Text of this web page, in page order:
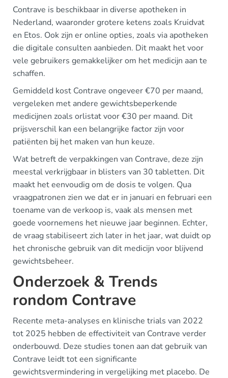
Contrave is beschikbaar in diverse apotheken in
Nederland, waaronder grotere ketens zoals Kruidvat
en Etos. Ook zijn er online opties, zoals via apotheken
die digitale consulten aanbieden. Dit maakt het voor
vele gebruikers gemakkelijker om het medicijn aan te
schaffen.
Gemiddeld kost Contrave ongeveer €70 per maand,
vergeleken met andere gewichtsbeperkende
medicijnen zoals orlistat voor €30 per maand. Dit
prijsverschil kan een belangrijke factor zijn voor
patiënten bij het maken van hun keuze.
Wat betreft de verpakkingen van Contrave, deze zijn
meestal verkrijgbaar in blisters van 30 tabletten. Dit
maakt het eenvoudig om de dosis te volgen. Qua
vraagpatronen zien we dat er in januari en februari een
toename van de verkoop is, vaak als mensen met
goede voornemens het nieuwe jaar beginnen. Echter,
de vraag stabiliseert zich later in het jaar, wat duidt op
het chronische gebruik van dit medicijn voor blijvend
gewichtsbeheer.
Onderzoek & Trends
rondom Contrave
Recente meta-analyses en klinische trials van 2022
tot 2025 hebben de effectiviteit van Contrave verder
onderbouwd. Deze studies tonen aan dat gebruik van
Contrave leidt tot een significante
gewichtsvermindering in vergelijking met placebo. De